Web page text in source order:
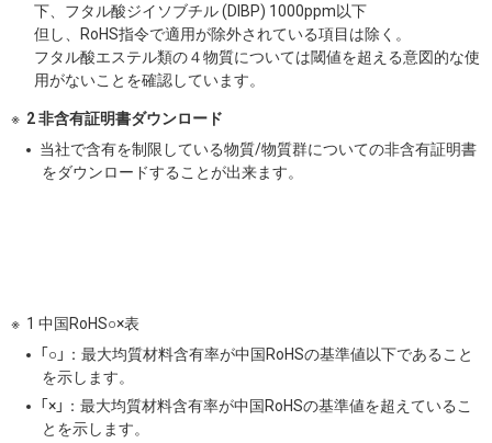
下、フタル酸ジイソブチル (DIBP) 1000ppm以下
但し、RoHS指令で適用が除外されている項目は除く。
フタル酸エステル類の４物質については閾値を超える意図的な使
用がないことを確認しています。
2 非含有証明書ダウンロード
当社で含有を制限している物質/物質群についての非含有証明書
をダウンロードすることが出来ます。
1 中国RoHS○×表
「○」：最大均質材料含有率が中国RoHSの基準値以下であること
を示します。
「×」：最大均質材料含有率が中国RoHSの基準値を超えているこ
とを示します。